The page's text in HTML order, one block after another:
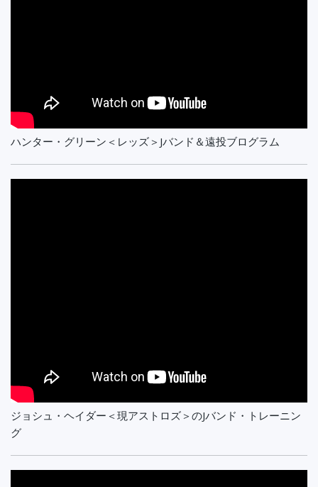
ハンター・グリーン＜レッズ＞Jバンド＆遠投ブログラム
ジョシュ・ヘイダー＜現アストロズ＞のJバンド・トレーニン
グ